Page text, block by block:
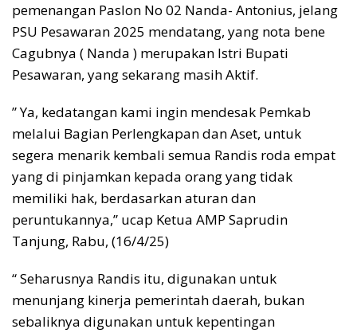
pemenangan Paslon No 02 Nanda- Antonius, jelang
PSU Pesawaran 2025 mendatang, yang nota bene
Cagubnya ( Nanda ) merupakan Istri Bupati
Pesawaran, yang sekarang masih Aktif.
” Ya, kedatangan kami ingin mendesak Pemkab
melalui Bagian Perlengkapan dan Aset, untuk
segera menarik kembali semua Randis roda empat
yang di pinjamkan kepada orang yang tidak
memiliki hak, berdasarkan aturan dan
peruntukannya,” ucap Ketua AMP Saprudin
Tanjung, Rabu, (16/4/25)
“ Seharusnya Randis itu, digunakan untuk
menunjang kinerja pemerintah daerah, bukan
sebaliknya digunakan untuk kepentingan